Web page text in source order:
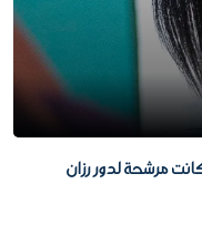
مرشحة لدور رزان